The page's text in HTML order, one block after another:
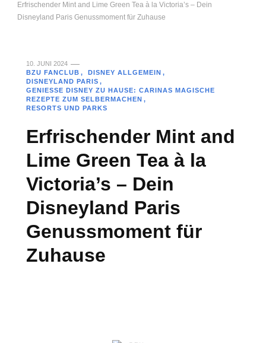
Erfrischender Mint and Lime Green Tea à la Victoria’s – Dein
Disneyland Paris Genussmoment für Zuhause
10. JUNI 2024
BZU FANCLUB
DISNEY ALLGEMEIN
DISNEYLAND PARIS
GENIESSE DISNEY ZU HAUSE: CARINAS MAGISCHE R
EZEPTE ZUM SELBERMACHEN
RESORTS UND PARKS
Erfrischender Mint and
Lime Green Tea à la
Victoria’s – Dein
Disneyland Paris
Genussmoment für
Zuhause